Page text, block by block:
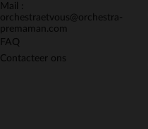
Mail :
orchestraetvous@orchestra-
premaman.com
FAQ
Contacteer ons